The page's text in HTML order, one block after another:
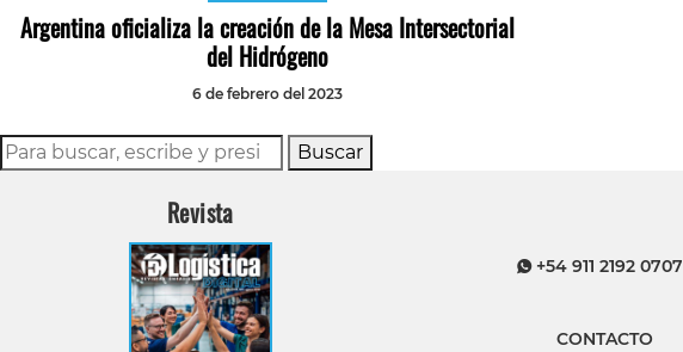
Argentina oficializa la creación de la Mesa Intersectorial
del Hidrógeno
6 de febrero del 2023
Buscar
Revista
+54 911 2192 0707
CONTACTO